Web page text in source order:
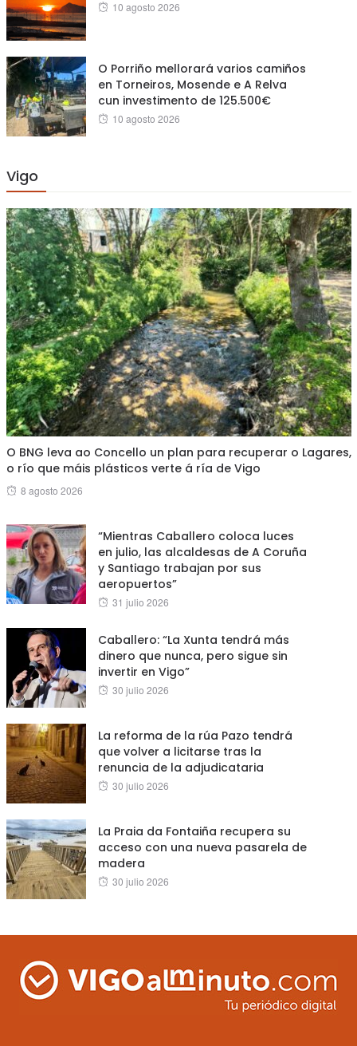
Posted
10 agosto 2026
O Porriño mellorará varios camiños
en Torneiros, Mosende e A Relva
cun investimento de 125.500€
Posted
10 agosto 2026
Vigo
O BNG leva ao Concello un plan para recuperar o Lagares,
o río que máis plásticos verte á ría de Vigo
Posted
8 agosto 2026
“Mientras Caballero coloca luces
en julio, las alcaldesas de A Coruña
y Santiago trabajan por sus
aeropuertos”
Posted
31 julio 2026
Caballero: “La Xunta tendrá más
dinero que nunca, pero sigue sin
invertir en Vigo”
Posted
30 julio 2026
La reforma de la rúa Pazo tendrá
que volver a licitarse tras la
renuncia de la adjudicataria
Posted
30 julio 2026
La Praia da Fontaiña recupera su
acceso con una nueva pasarela de
madera
Posted
30 julio 2026